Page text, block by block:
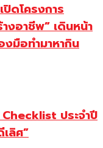
ดโครงการ
งอาชีพ” เดินหน้า
มือทำมาหากิน
ประจำปี
ลิศ”